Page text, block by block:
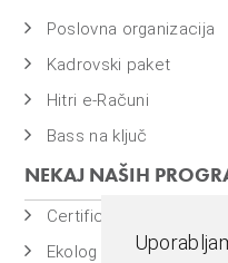
Poslovna organizacija
Kadrovski paket
Hitri e-Računi
Bass na ključ
NEKAJ NAŠIH
Certificiran BASSDMS
Ekolog